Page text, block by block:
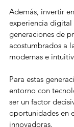
Además, invertir
experiencia digital
generaciones de
acostumbrados a
modernas e
Para estas
entorno con
ser un factor
oportunidades en
innovadoras.